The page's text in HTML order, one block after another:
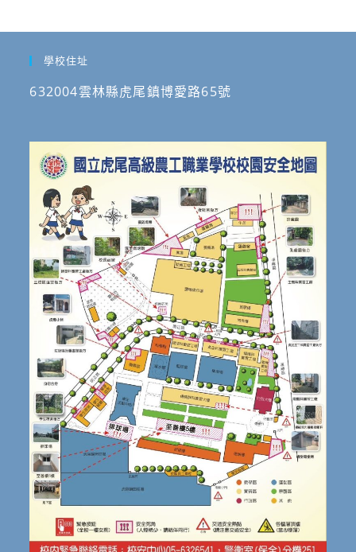
學校住址
632004雲林縣虎尾鎮博愛路65號